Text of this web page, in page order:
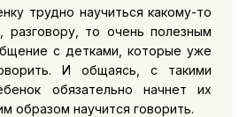
трудно научиться какому-то
разговору, то очень полезным
с детками, которые уже
И общаясь, с такими
обязательно начнет их
образом научится говорить.